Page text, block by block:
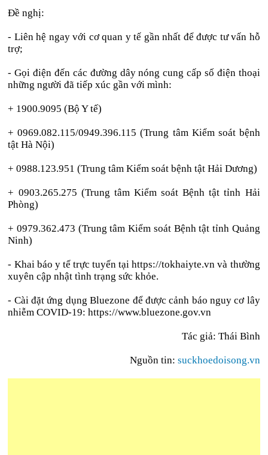
Đề nghị:
- Liên hệ ngay với cơ quan y tế gần nhất để được tư vấn hỗ
trợ;
- Gọi điện đến các đường dây nóng cung cấp số điện thoại
những người đã tiếp xúc gần với mình:
+ 1900.9095 (Bộ Y tế)
+ 0969.082.115/0949.396.115 (Trung tâm Kiểm soát bệnh
tật Hà Nội)
+ 0988.123.951 (Trung tâm Kiểm soát bệnh tật Hải Dương)
+ 0903.265.275 (Trung tâm Kiểm soát Bệnh tật tỉnh Hải
Phòng)
+ 0979.362.473 (Trung tâm Kiểm soát Bệnh tật tỉnh Quảng
Ninh)
- Khai báo y tế trực tuyến tại https://tokhaiyte.vn và thường
xuyên cập nhật tình trạng sức khỏe.
- Cài đặt ứng dụng Bluezone để được cảnh báo nguy cơ lây
nhiễm COVID-19: https://www.bluezone.gov.vn
Tác giả: Thái Bình
Nguồn tin: suckhoedoisong.vn